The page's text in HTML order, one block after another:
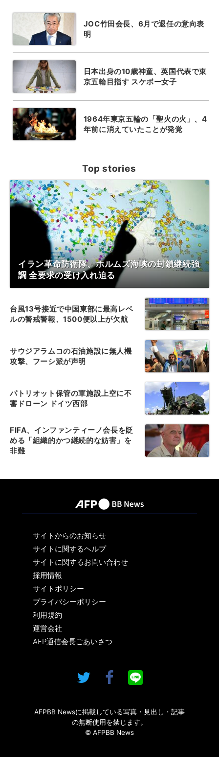
JOC竹田会長、6月で退任の意向表
明
日本出身の10歳神童、英国代表で東
京五輪目指す スケボー女子
1964年東京五輪の「聖火の火」、4
年前に消えていたことが発覚
Top stories
イラン革命防衛隊、ホルムズ海峡の封鎖継続強
調 全要求の受け入れ迫る
台風13号接近で中国東部に最高レベ
ルの警戒警報、1500便以上が欠航
サウジアラムコの石油施設に無人機
攻撃、フーシ派が声明
パトリオット保管の軍施設上空に不
審ドローン ドイツ西部
FIFA、インファンティーノ会長を貶
める「組織的かつ継続的な妨害」を
非難
サイトからのお知らせ
サイトに関するヘルプ
サイトに関するお問い合わせ
採用情報
サイトポリシー
プライバシーポリシー
利用規約
運営会社
AFP通信会長ごあいさつ
AFPBB Newsに掲載している写真・見出し・記事
の無断使用を禁じます。
© AFPBB News